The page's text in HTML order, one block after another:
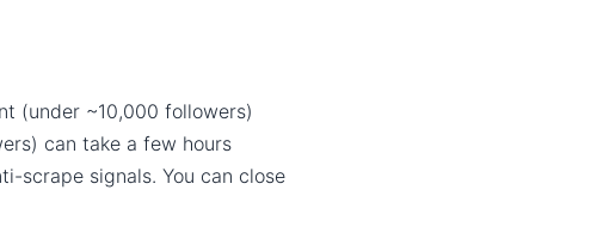
(under ~10,000 followers)
can take a few hours
scrape signals. You can close